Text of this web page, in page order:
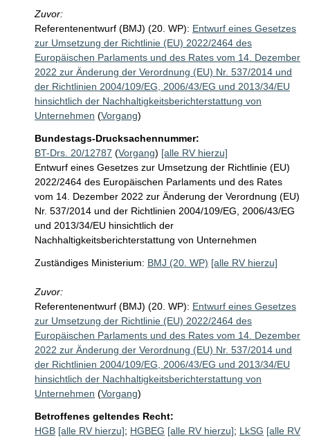
Zuvor:
Referentenentwurf (BMJ) (20. WP): Entwurf eines Gesetzes
zur Umsetzung der Richtlinie (EU) 2022/2464 des
Europäischen Parlaments und des Rates vom 14. Dezember
2022 zur Änderung der Verordnung (EU) Nr. 537/2014 und
der Richtlinien 2004/109/EG, 2006/43/EG und 2013/34/EU
hinsichtlich der Nachhaltigkeitsberichterstattung von
Unternehmen (Vorgang)
Bundestags-Drucksachennummer:
BT-Drs. 20/12787 (Vorgang) [alle RV hierzu]
Entwurf eines Gesetzes zur Umsetzung der Richtlinie (EU)
2022/2464 des Europäischen Parlaments und des Rates
vom 14. Dezember 2022 zur Änderung der Verordnung (EU)
Nr. 537/2014 und der Richtlinien 2004/109/EG, 2006/43/EG
und 2013/34/EU hinsichtlich der
Nachhaltigkeitsberichterstattung von Unternehmen
Zuständiges Ministerium: BMJ (20. WP) [alle RV hierzu]
Zuvor:
Referentenentwurf (BMJ) (20. WP): Entwurf eines Gesetzes
zur Umsetzung der Richtlinie (EU) 2022/2464 des
Europäischen Parlaments und des Rates vom 14. Dezember
2022 zur Änderung der Verordnung (EU) Nr. 537/2014 und
der Richtlinien 2004/109/EG, 2006/43/EG und 2013/34/EU
hinsichtlich der Nachhaltigkeitsberichterstattung von
Unternehmen (Vorgang)
Betroffenes geltendes Recht:
HGB [alle RV hierzu]; HGBEG [alle RV hierzu]; LkSG [alle RV